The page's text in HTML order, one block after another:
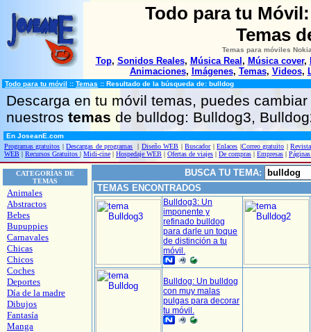
Todo para tu
Temas
Temas para móviles
Top, Sonidos Reales, Música Real , Música cover,
Animaciones, Imágenes, Temas, Videos,
Todo para tu móvil :: Temas :: Resultado de la búsqueda de: bulldog
Descarga en tu móvil temas, puedes
nuestros temas de bulldog: Bulldog3,
En JoseanE.com
Programas gratuitos |Descargas de programas | Diseño WEB |Buscador|Enlaces |Correo gratuito |
WEB | Recursos Gratuitos | Midi-cine | Hospedaje WEB | Ofertas de viajes | De compras | Empresas |
BUSCA TU TEMA:
TEMAS ENCONTRADOS
Bulldog3: Un
imponente y
refinado bulldog
para darle un toque
de distinción a tu
móvil.
Bulldog: Un bulldog
con muy malas
pulgas para decorar
tu móvil.
CATEGORÍAS DE
TEMAS
Animales
Abstractos
Bebes
Bupuppies
Carnavales
Chicas
Chicos
Coches
Deportes
Día de la madre
Dibujos
Fantasía
Manga